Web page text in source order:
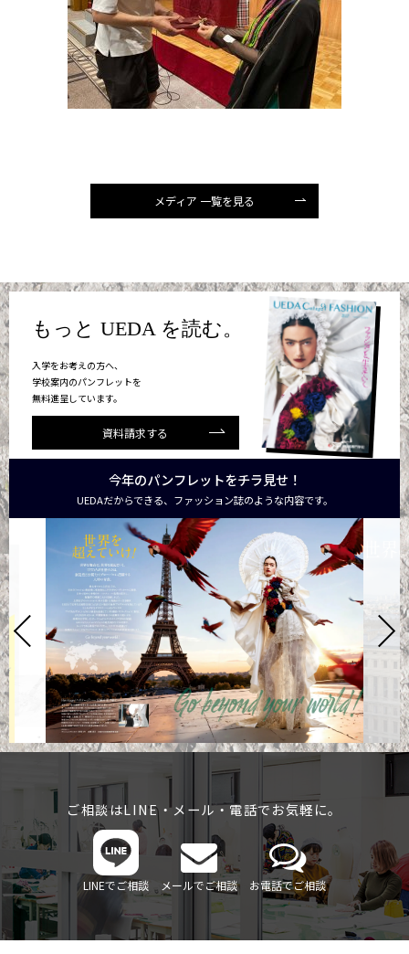
メディア 一覧を見る
もっと UEDA を読む。
入学をお考えの方へ、
学校案内のパンフレットを
無料進呈しています。
資料請求する
今年のパンフレットをチラ見せ！
UEDAだからできる、ファッション誌のような内容です。
ご相談はLINE・メール・電話でお気軽に。
LINEでご相談 メールでご相談 お電話でご相談